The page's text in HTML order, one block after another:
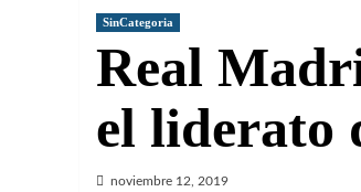
SinCategoria
Real
el liderato
noviembre 12, 2019